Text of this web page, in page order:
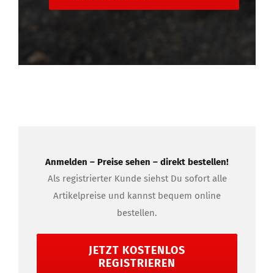
Anmelden – Preise sehen – direkt bestellen!
Als registrierter Kunde siehst Du sofort alle
Artikelpreise und kannst bequem online
bestellen.
JETZT KOSTENLOS
REGISTRIEREN